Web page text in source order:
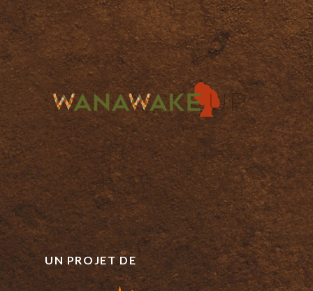
UN PROJET DE